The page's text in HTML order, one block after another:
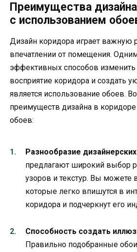
Преимущества
с использованием
Дизайн коридора играет важную
впечатлении от помещения.
эффективных способов изменить
восприятие коридора и создать
является использование обоев.
преимуществ дизайна в
обоев:
Разнообразие
предлагают широкий выбор
узоров и текстур. Вы можете
которые легко впишутся в
коридора и подчеркнут его
Способность создать
Правильно подобранные